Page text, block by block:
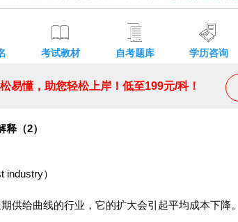
考试教材 自考题库 学历咨询
易懂，助您轻松上岸！低至199元/科！
（2）
）
供给曲线的行业，它的扩大会引起平均成本下降。